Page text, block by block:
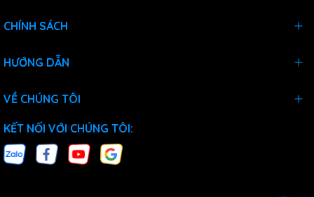
CHÍNH SÁCH
HƯỚNG DẪN
VỀ CHÚNG TÔI
KẾT NỐI VỚI CHÚNG TÔI: